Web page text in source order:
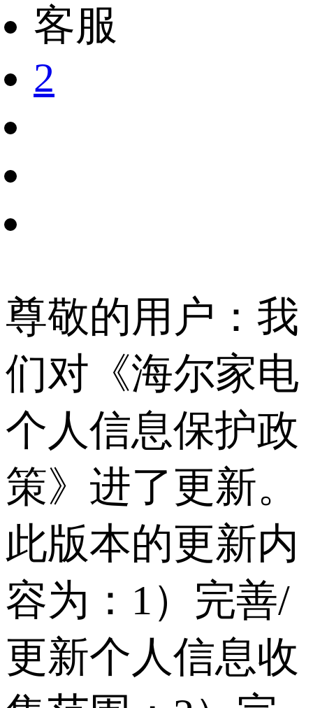
客服
2
尊敬的用户：我
们对《海尔家电
个人信息保护政
策》进了更新。
此版本的更新内
容为：1）完善/
更新个人信息收